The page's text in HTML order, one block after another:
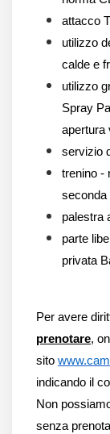
attacco
utilizzo
calde e
utilizzo
Spray
apertura
servizio
trenino -
seconda
palestra
parte
privata
Per avere
prenotare,
sito
indicando il
Non
senza